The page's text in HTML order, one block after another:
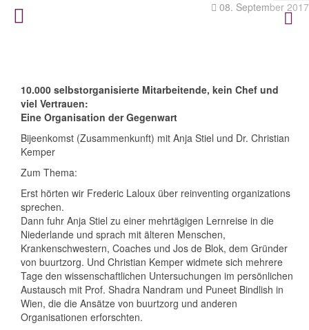
08. September 2017
10.000 selbstorganisierte Mitarbeitende, kein Chef und
viel Vertrauen:
Eine Organisation der Gegenwart
Bijeenkomst (Zusammenkunft) mit Anja Stiel und Dr. Christian
Kemper
Zum Thema:
Erst hörten wir Frederic Laloux über reinventing organizations
sprechen.
Dann fuhr Anja Stiel zu einer mehrtägigen Lernreise in die
Niederlande und sprach mit älteren Menschen,
Krankenschwestern, Coaches und Jos de Blok, dem Gründer
von buurtzorg. Und Christian Kemper widmete sich mehrere
Tage den wissenschaftlichen Untersuchungen im persönlichen
Austausch mit Prof. Shadra Nandram und Puneet Bindlish in
Wien, die die Ansätze von buurtzorg und anderen
Organisationen erforschten.